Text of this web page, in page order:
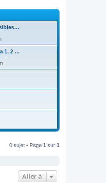
1, 2 …
0 sujet • Page 1 sur 1
Aller à